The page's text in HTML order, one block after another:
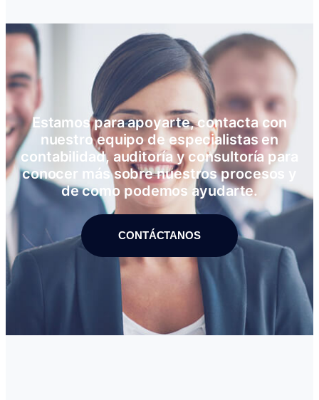
Estamos para apoyarte, contacta con
nuestro equipo de especialistas en
contabilidad, auditoría y consultoría para
conocer más sobre nuestros procesos y
de como podemos ayudarte.
CONTÁCTANOS